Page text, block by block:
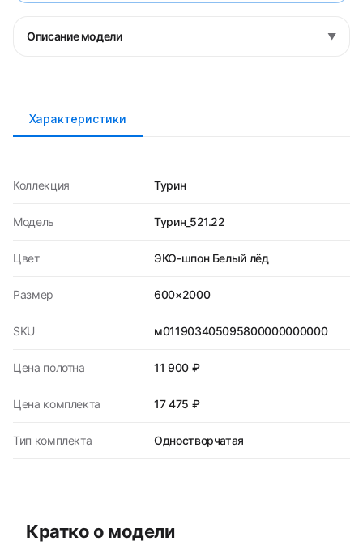
Описание модели ▼
Характеристики
Коллекция Турин
Модель Турин_521.22
Цвет ЭКО-шпон Белый лёд
Размер 600×2000
SKU м011903405095800000000000
Цена полотна 11 900 ₽
Цена комплекта 17 475 ₽
Тип комплекта Одностворчатая
Кратко о модели